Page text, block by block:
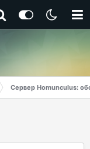
Сервер Homunculus: